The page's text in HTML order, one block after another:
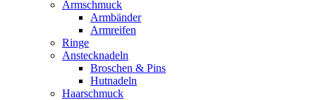
Armschmuck
Armbänder
Armreifen
Ringe
Anstecknadeln
Broschen & Pins
Hutnadeln
Haarschmuck